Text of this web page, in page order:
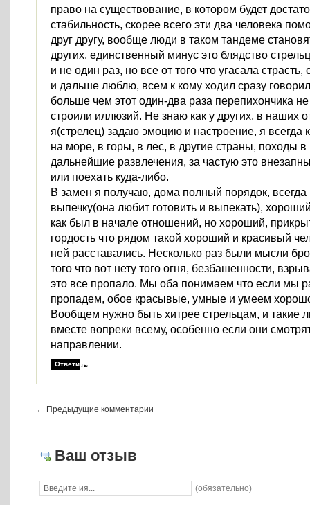
право на существование, в котором будет
стабильность, скорее всего эти два человека
друг другу, вообще люди в таком тандеме
других. единственный минус это блядство
и не один раз, но все от того что угасала
и дальше люблю, всем к кому ходил сразу
больше чем этот один-два раза перепихончика не
строили иллюзий. Не знаю как у других, в наших
я(стрелец) задаю эмоцию и настроение, я всегда
на море, в горы, в лес, в другие страны, походы
дальнейшие развлечения, за частую это
или поехать куда-либо.
В замен я получаю, дома полный порядок, всегда
выпечку(она любит готовить и выпекать),
как был в начале отношений, но хороший,
гордость что рядом такой хороший и красивый
ней расставались. Несколько раз были мысли
того что вот нету того огня, безбашенности,
это все пропало. Мы оба понимаем что если мы
пропадем, обое красывые, умные и умеем
Вообщем нужно быть хитрее стрельцам, и такие
вместе вопреки всему, особенно если они
направлении.
Ответить
← Предыдущие комментарии
Ваш отзыв
(обязательно)